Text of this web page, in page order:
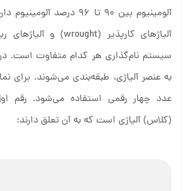
آلومینیوم بین 90 تا 96
سیستم نام‌گذاری هر کدام متفاوت است. در
به عنصر آلیاژی، طبقه‌بندی می‌شوند. برای
عدد چهار رقمی استفاده می‌شود. رقم
(کلاس) آلیاژی است که به آن تعلق دارند: